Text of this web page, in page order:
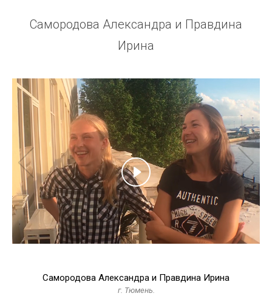
Самородова Александра и Правдина
Ирина
Самородова Александра и Правдина Ирина
г. Тюмень.